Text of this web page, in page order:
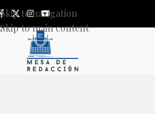
Skip to navigation
Skip to main content